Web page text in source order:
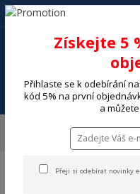
+420 602 494 600
Získejte 5
Přihlaste se k odebírání
kód 5% na první
a
Přeji si odebírat novinky